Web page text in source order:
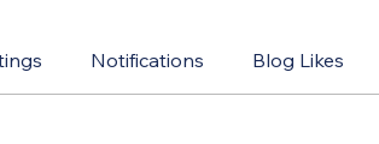
Notifications Blog Likes